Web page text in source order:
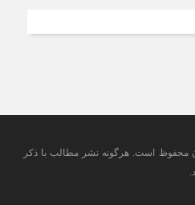
محفوظ است. هرگونه نشر مطالب با ذكر